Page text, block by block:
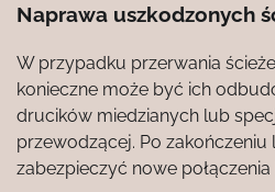
Naprawa uszkodzonych
W przypadku przerwania
konieczne może być ich
drucików miedzianych lub
przewodzącej. Po
zabezpieczyć nowe